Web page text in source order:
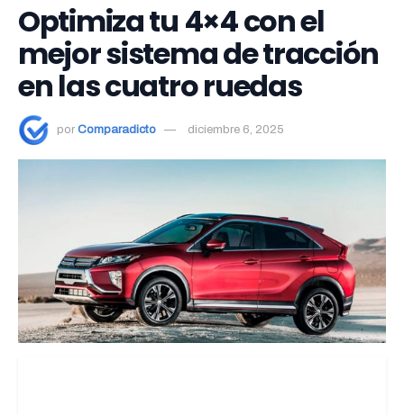
Optimiza tu 4×4 con el
mejor sistema de tracción
en las cuatro ruedas
por Comparadicto diciembre 6, 2025